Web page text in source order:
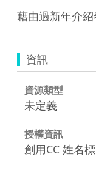
藉由過新年介
資訊
資源類型
未定義
授權資訊
創用CC 姓名